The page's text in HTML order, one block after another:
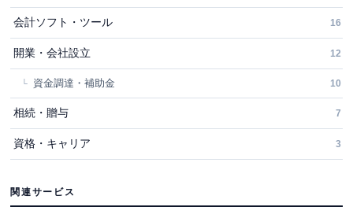
会計ソフト・ツール 16
開業・会社設立 12
資金調達・補助金 10
相続・贈与 7
資格・キャリア 3
関連サービス